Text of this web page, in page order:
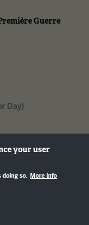
Guerre
Day)
your user
so. More info